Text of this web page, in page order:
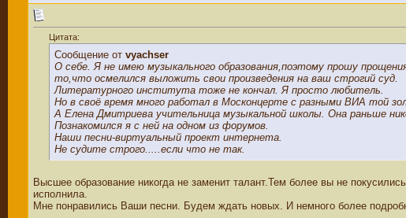
Цитата:
Сообщение от vyachser
О себе. Я не имею музыкального образования,поэтому прошу
то,что осмелился выложить свои произведения на ваш строгий суд.
Литературного института тоже не кончал. Я просто любитель.
Но в своё время много работал в Москонцерте с разными ВИА той
А Елена Дмитриева учительница музыкальной школы. Она раньше
Познакомился я с ней на одном из форумов.
Наши песни-виртуальный проект интернета.
Не судите строго.....если что не так.
Высшее образование никогда не заменит талант.Тем более вы не
исполнила.
Мне понравились Ваши песни. Будем ждать новых. И немного более